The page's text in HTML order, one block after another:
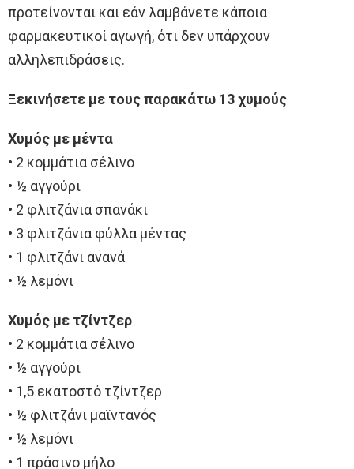
προτείνονται και εάν λαμβάνετε κάποια
φαρμακευτικοί αγωγή, ότι δεν υπάρχουν
αλληλεπιδράσεις.
Ξεκινήσετε με τους παρακάτω 13 χυμούς
Χυμός με μέντα
• 2 κομμάτια σέλινο
• ½ αγγούρι
• 2 φλιτζάνια σπανάκι
• 3 φλιτζάνια φύλλα μέντας
• 1 φλιτζάνι ανανά
• ½ λεμόνι
Χυμός με τζίντζερ
• 2 κομμάτια σέλινο
• ½ αγγούρι
• 1,5 εκατοστό τζίντζερ
• ½ φλιτζάνι μαϊντανός
• ½ λεμόνι
• 1 πράσινο μήλο